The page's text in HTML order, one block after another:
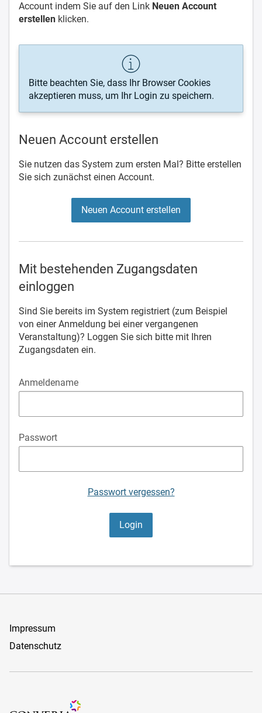
Account indem Sie auf den Link Neuen Account
erstellen klicken.
Bitte beachten Sie, dass Ihr Browser Cookies
akzeptieren muss, um Ihr Login zu speichern.
Neuen Account erstellen
Sie nutzen das System zum ersten Mal? Bitte erstellen
Sie sich zunächst einen Account.
Neuen Account erstellen
Mit bestehenden Zugangsdaten
einloggen
Sind Sie bereits im System registriert (zum Beispiel
von einer Anmeldung bei einer vergangenen
Veranstaltung)? Loggen Sie sich bitte mit Ihren
Zugangsdaten ein.
Anmeldename
Passwort
Passwort vergessen?
Impressum
Datenschutz
Zur Website des Conference-Management-Systems